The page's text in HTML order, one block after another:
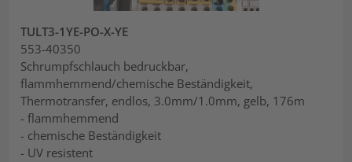
TULT3-1YE-PO-X-YE
553-40350
Schrumpfschlauch bedruckbar,
flammhemmend/chemische Beständigkeit,
Thermotransfer, endlos, 3.0mm/1.0mm, gelb, 176m
- flammhemmend
- chemische Beständigkeit
- UV resistent